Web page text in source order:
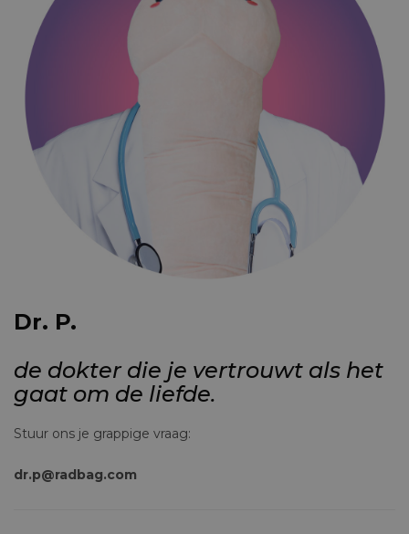
Dr. P.
de dokter die je vertrouwt als het
gaat om de liefde.
Stuur ons je grappige vraag:
dr.p@radbag.com